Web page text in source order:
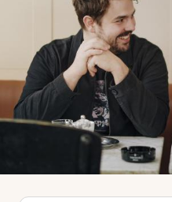
Untermenü
Untermenü
Untermenü
Untermenü